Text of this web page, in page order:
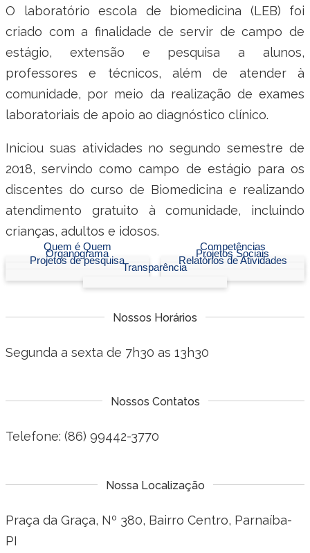
Ministério do Trabalho
Ministério do Desenvolvimento Social
Ministério da Saúde
Ministério da Indústria, Comércio Exterior e Serviços
Ministério de Minas e Energia
Ministério da Ciência, Tecnologia, Inovações e Comunicações
Ministério do Meio Ambiente
Ministério do Esporte
Ministério do Turismo
Ministério da Integração Nacional
Secretaria-Geral da Presidência da República
Gabinete de Segurança Institucional
Advocacia-Geral da União
O laboratório escola de biomedicina (LEB) foi
criado com a finalidade de servir de campo de
estágio, extensão e pesquisa a alunos,
professores e técnicos, além de atender à
comunidade, por meio da realização de exames
laboratoriais de apoio ao diagnóstico clínico.
Iniciou suas atividades no segundo semestre de
2018, servindo como campo de estágio para os
discentes do curso de Biomedicina e realizando
atendimento gratuito à comunidade, incluindo
crianças, adultos e idosos.
Quem é Quem Competências
Organograma Projetos Sociais
Projetos de pesquisa Relatórios de Atividades
Transparência
Nossos Horários
Segunda a sexta de 7h30 as 13h30
Nossos Contatos
Telefone: (86) 99442-3770
Nossa Localização
Praça da Graça, Nº 380, Bairro Centro, Parnaíba-
PI